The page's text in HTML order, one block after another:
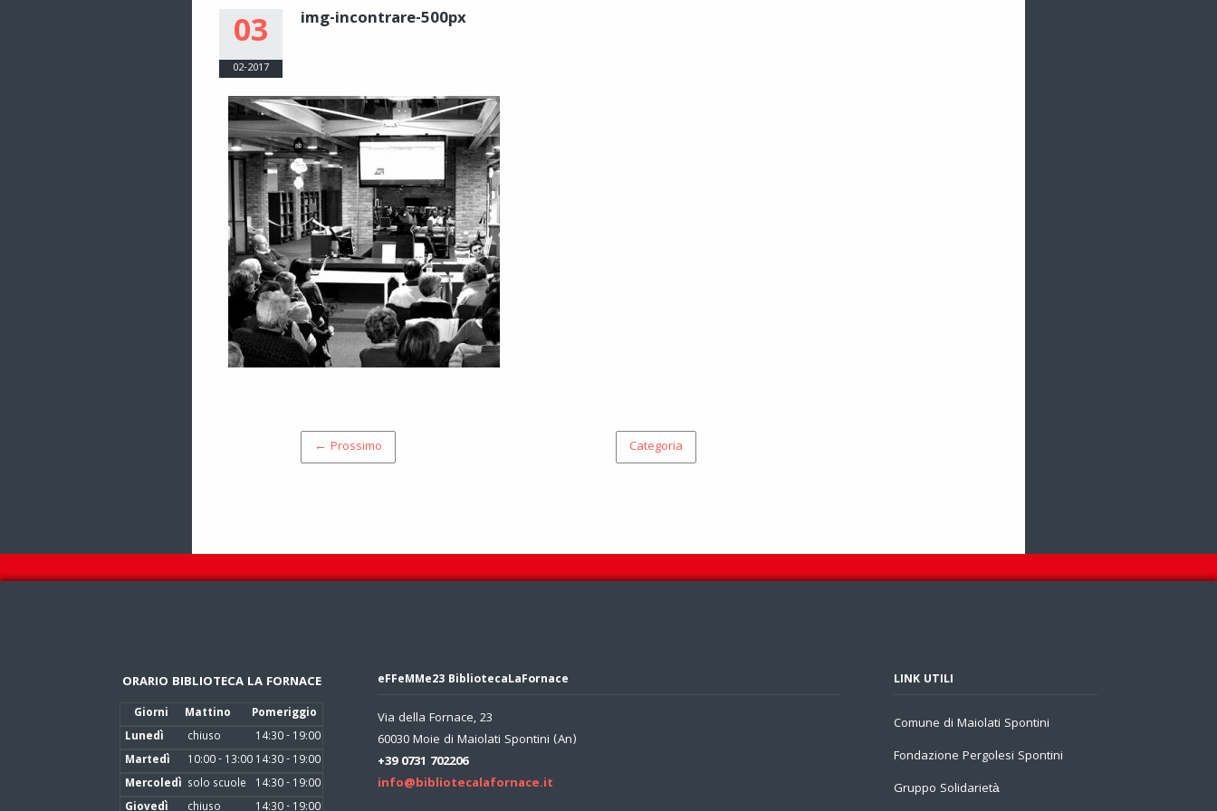
03
02-2017
img-incontrare-500px
← Prossimo Categoria
ORARIO BIBLIOTECA LA FORNACE
Giorni Mattino
Pomeriggio
Lunedì
chiuso
14:30 - 19:00
Martedì
10:00 - 13:0014:30 - 19:00
Mercoledì solo scuole 14:30 - 19:00
eFFeMMe23 BibliotecaLaFornace
Via della Fornace, 23
60030 Moie di Maiolati Spontini (An)
+39 0731 702206
info@bibliotecalafornace.it
LINK UTILI
Comune di Maiolati Spontini
Fondazione Pergolesi Spontini
Gruppo Solidarietà